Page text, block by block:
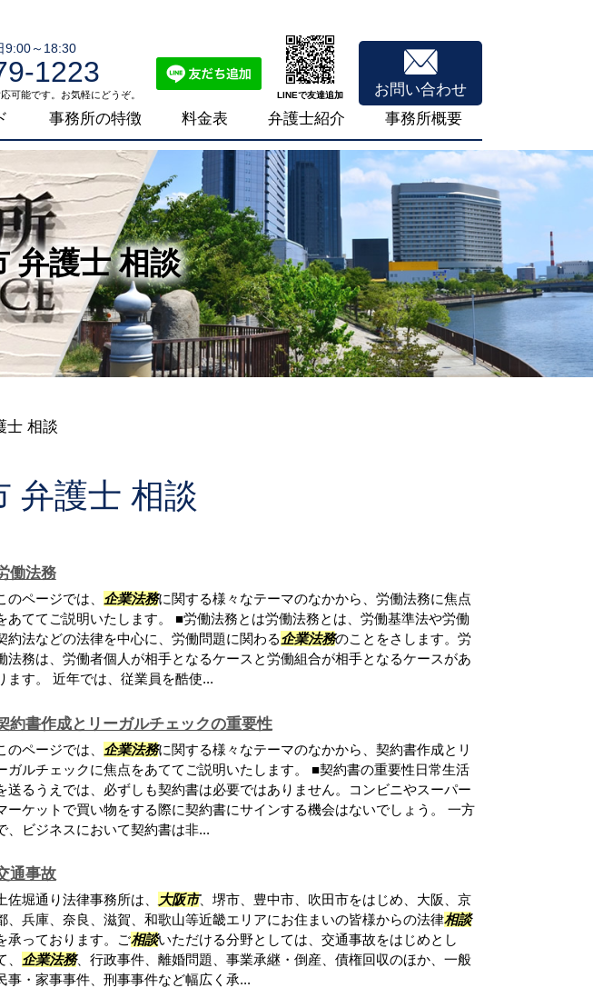
弁護士 相談
9:00～18:30
1223
可能です。お気軽にどうぞ。 LINEで友達追加
お問い合わせ
事務所の特徴 料金表 弁護士紹介 事務所概要
士 相談
弁護士 相談
働法務
のページでは、 企業法務に関する様々なテーマのなかから、労働法務に焦点
あててご説明いたします。 ■労働法務とは労働法務とは、労働基準法や労働
約法などの法律を中心に、労働問題に関わる企業法務のことをさします。労
法務は、労働者個人が相手となるケースと労働組合が相手となるケースがあ
ます。 近年では、従業員を酷使...
約書作成とリーガルチェックの重要性
のページでは、 企業法務に関する様々なテーマのなかから、契約書作成とリ
ガルチェックに焦点をあててご説明いたします。 ■契約書の重要性日常生活
送るうえでは、必ずしも契約書は必要ではありません。コンビニやスーパー
ーケットで買い物をする際に契約書にサインする機会はないでしょう。 一方
、ビジネスにおいて契約書は非...
通事故
佐堀通り法律事務所は、 大阪市、堺市、豊中市、吹田市をはじめ、大阪、京
、兵庫、奈良、滋賀、和歌山等近畿エリアにお住まいの皆様からの法律相談
承っております。ご相談いただける分野としては、交通事故をはじめとし
、 企業法務、行政事件、離婚問題、事業承継・倒産、債権回収のほか、一般
事・家事事件、刑事事件など幅広く承...